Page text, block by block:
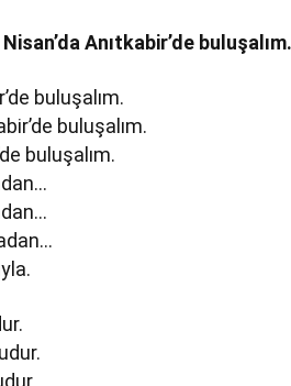
Anıtkabir’de buluşalım.
buluşalım.
buluşalım.
buluşalım.